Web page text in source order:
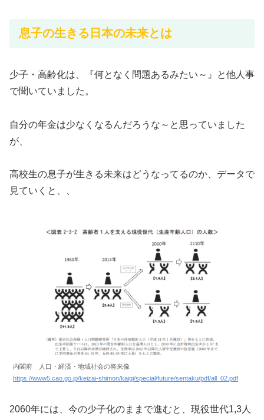
息子の生きる日本の未来とは
少子・高齢化は、『何となく問題あるみたい～』と他人事
で聞いていました。
自分の年金は少なくなるんだろうな～と思っていました
が、
高校生の息子が生きる未来はどうなってるのか、データで
見ていくと、、
内閣府 人口・経済・地域社会の将来像
https://www5.cao.go.jp/keizai-shimon/kaigi/special/future/sentaku/pdf/all_02.pdf
2060年には、今の少子化のままで進むと、現役世代1,3人